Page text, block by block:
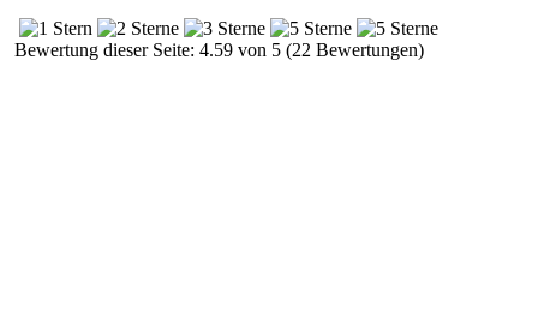
Bewertung dieser Seite: 4.59 von 5 (22 Bewertungen)